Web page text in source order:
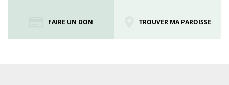
FAIRE UN DON TROUVER MA PAROISSE